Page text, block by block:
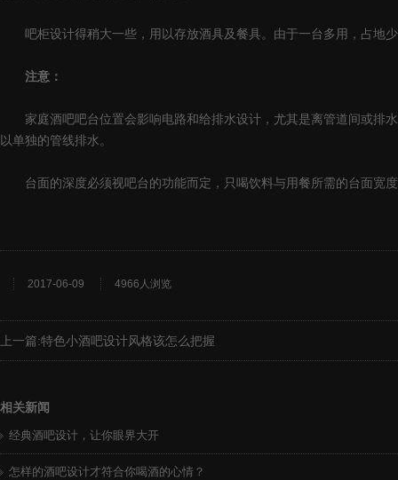
吧柜设计得稍大一些，用以存放酒具及餐具。由于一台多用，占地
注意：
家庭酒吧吧台位置会影响电路和给排水设计，尤其是离管道间或排
以单独的管线排水。
台面的深度必须视吧台的功能而定，只喝饮料与用餐所需的台面宽
2017-06-09 4966人浏览
上一篇:特色小酒吧设计风格该怎么把握
相关新闻
经典酒吧设计，让你眼界大开
怎样的酒吧设计才符合你喝酒的心情？